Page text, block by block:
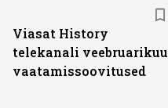
Viasat History
telekanali veebruarikuu
vaatamissoovitused